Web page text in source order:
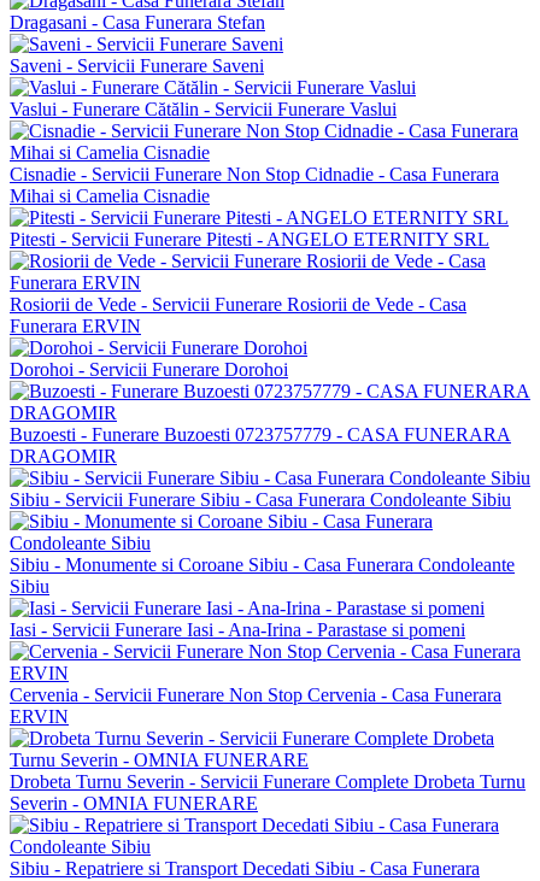
Dragasani - Casa Funerara Stefan
Saveni - Servicii Funerare Saveni
Vaslui - Funerare Cătălin - Servicii Funerare Vaslui
Cisnadie - Servicii Funerare Non Stop Cidnadie - Casa Funerara
Mihai si Camelia Cisnadie
Pitesti - Servicii Funerare Pitesti - ANGELO ETERNITY SRL
Rosiorii de Vede - Servicii Funerare Rosiorii de Vede - Casa
Funerara ERVIN
Dorohoi - Servicii Funerare Dorohoi
Buzoesti - Funerare Buzoesti 0723757779 - CASA FUNERARA
DRAGOMIR
Sibiu - Servicii Funerare Sibiu - Casa Funerara Condoleante Sibiu
Sibiu - Monumente si Coroane Sibiu - Casa Funerara Condoleante
Sibiu
Iasi - Servicii Funerare Iasi - Ana-Irina - Parastase si pomeni
Cervenia - Servicii Funerare Non Stop Cervenia - Casa Funerara
ERVIN
Drobeta Turnu Severin - Servicii Funerare Complete Drobeta Turnu
Severin - OMNIA FUNERARE
Sibiu - Repatriere si Transport Decedati Sibiu - Casa Funerara